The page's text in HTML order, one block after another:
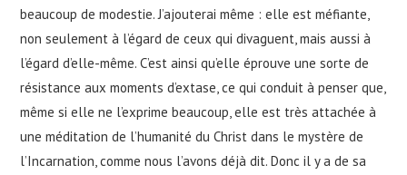
beaucoup de modestie. J’ajouterai même : elle est méfiante,
non seulement à l’égard de ceux qui divaguent, mais aussi à
l’égard d’elle-même. C’est ainsi qu’elle éprouve une sorte de
résistance aux moments d’extase, ce qui conduit à penser que,
même si elle ne l’exprime beaucoup, elle est très attachée à
une méditation de l’humanité du Christ dans le mystère de
l’Incarnation, comme nous l’avons déjà dit. Donc il y a de sa